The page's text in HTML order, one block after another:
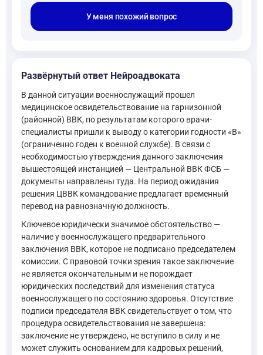
У меня похожий вопрос
Развёрнутый ответ Нейроадвоката
В данной ситуации военнослужащий прошел
медицинское освидетельствование на гарнизонной
(районной) ВВК, по результатам которого врачи-
специалисты пришли к выводу о категории годности «В»
(ограниченно годен к военной службе). В связи с
необходимостью утверждения данного заключения
вышестоящей инстанцией — Центральной ВВК ФСБ —
документы направлены туда. На период ожидания
решения ЦВВК командование предлагает временный
перевод на равнозначную должность.
Ключевое юридически значимое обстоятельство —
наличие у военнослужащего предварительного
заключения ВВК, которое не подписано председателем
комиссии. С правовой точки зрения такое заключение
не является окончательным и не порождает
юридических последствий для изменения статуса
военнослужащего по состоянию здоровья. Отсутствие
подписи председателя ВВК свидетельствует о том, что
процедура освидетельствования не завершена:
заключение не утверждено, не вступило в силу и не
может служить основанием для кадровых решений,